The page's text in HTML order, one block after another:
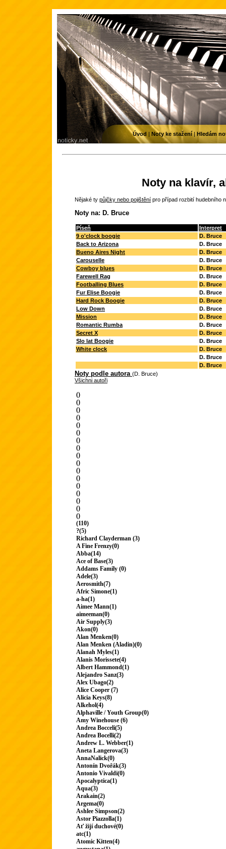
Noty na klavír,
Nějaké ty půjčky nebo pojištění pro případ rozbití hudebního
Noty na: D. Bruce
Píseň
Interpret
9 o'clock boogie
D. Bruce
Back to Arizona
D. Bruce
Bueno Aires Night
D. Bruce
Carouselle
D. Bruce
Cowboy blues
D. Bruce
Farewell Rag
D. Bruce
Footballing Blues
D. Bruce
Fur Elise Boogie
D. Bruce
Hard Rock Boogie
D. Bruce
Low Down
D. Bruce
Mission
D. Bruce
Romantic Rumba
D. Bruce
Secret X
D. Bruce
Slo lat Boogie
D. Bruce
White clock
D. Bruce
D. Bruce
D. Bruce
Noty podle autora (D. Bruce)
Všichni autoři
()
()
()
()
()
()
()
()
()
()
()
()
()
()
()
()
()
(110)
?(5)
Richard Clayderman (3)
A Fine Frenzy(0)
Abba(14)
Ace of Base(3)
Addams Family (0)
Adele(3)
Aerosmith(7)
Afric Simone(1)
a-ha(1)
Aimee Mann(1)
aimeeman(0)
Air Supply(3)
Akon(0)
Alan Menken(0)
Alan Menken (Aladin)(0)
Alanah Myles(1)
Alanis Morissete(4)
Albert Hammond(1)
Alejandro Sanz(3)
Alex Ubago(2)
Alice Cooper (7)
Alicia Keys(8)
Alkehol(4)
Alphaville / Youth Group(0)
Amy Winehouse (6)
Andrea Bocceli(5)
Andrea Bocelli(2)
Andrew L. Webber(1)
Aneta Langerova(3)
AnnaNalick(0)
Antonín Dvořák(3)
Antonio Vivaldi(0)
Apocalyptica(1)
Aqua(3)
Arakain(2)
Argema(0)
Ashlee Simpson(2)
Astor Piazzolla(1)
Ať žijí duchové(0)
atc(1)
Atomic Kitten(4)
Úvod | Noty ke stažení| Hledám